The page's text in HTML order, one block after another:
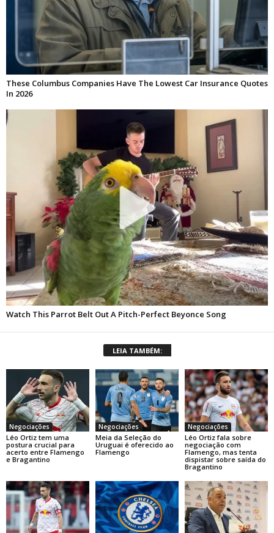
LEIA TAMBÉM:
Negociações
Léo Ortiz tem uma
postura crucial para
acerto entre Flamengo
e Bragantino
Negociações
Meia da Seleção do
Uruguai é oferecido ao
Flamengo
Negociações
Léo Ortiz fala sobre
negociação com
Flamengo, mas tenta
dispistar sobre saída do
Bragantino